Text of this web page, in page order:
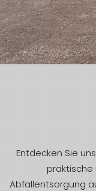
Entdecken Sie
praktische
Abfallentsorgung